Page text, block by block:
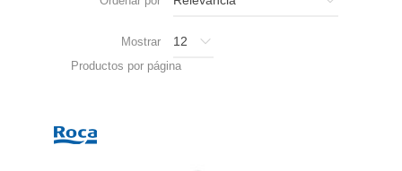
Mostrar
Productos por página